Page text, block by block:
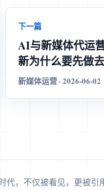
下一篇
AI与新媒体代运
新为什么要先做
新媒体运营 · 2026-06-02
代，不仅被看见，更被引